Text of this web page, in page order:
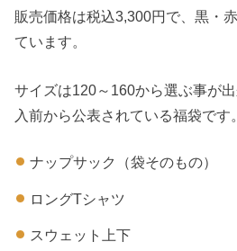
販売価格は税込3,300円で、黒・
ています。
サイズは120～160から選ぶ事が
入前から公表されている福袋です。
ナップサック（袋そのもの）
ロングTシャツ
スウェット上下